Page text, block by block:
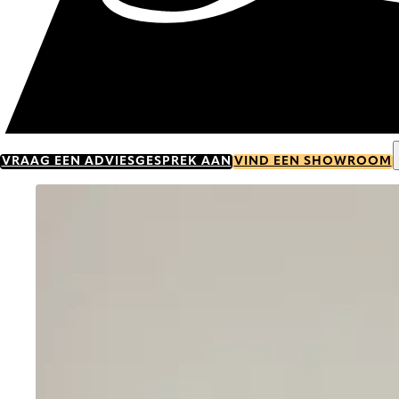
VRAAG EEN ADVIESGESPREK AAN VIND EEN SHOWROOM
Go to item 0